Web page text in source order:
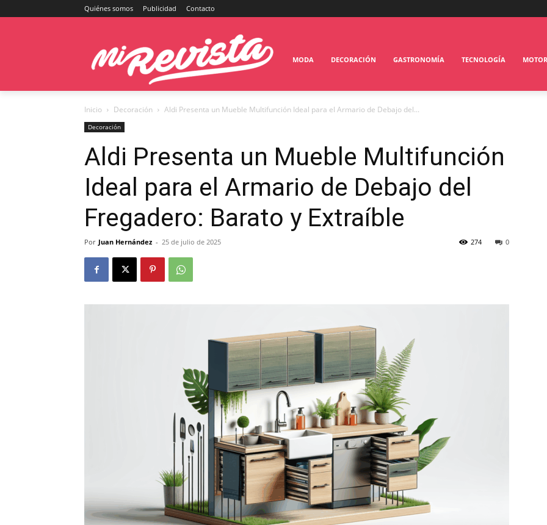
Quiénes somos Publicidad Contacto
MODA DECORACIÓN GASTRONOMÍA TECNOLOGÍA MOTOR
Inicio Decoración Aldi Presenta un Mueble Multifunción Ideal para el Armario de Debajo del...
Decoración
Aldi Presenta un Mueble Multifunción
Ideal para el Armario de Debajo del
Fregadero: Barato y Extraíble
Por Juan Hernández - 25 de julio de 2025 0
274